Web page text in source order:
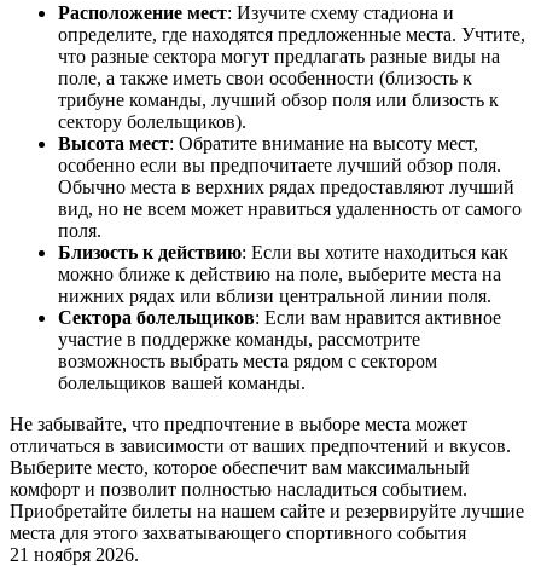
Расположение мест: Изучите схему стадиона и
определите, где находятся предложенные места. Учтите,
что разные сектора могут предлагать разные виды на
поле, а также иметь свои особенности (близость к
трибуне команды, лучший обзор поля или близость к
сектору болельщиков).
Высота мест: Обратите внимание на высоту мест,
особенно если вы предпочитаете лучший обзор поля.
Обычно места в верхних рядах предоставляют лучший
вид, но не всем может нравиться удаленность от самого
поля.
Близость к действию: Если вы хотите находиться как
можно ближе к действию на поле, выберите места на
нижних рядах или вблизи центральной линии поля.
Сектора болельщиков: Если вам нравится активное
участие в поддержке команды, рассмотрите
возможность выбрать места рядом с сектором
болельщиков вашей команды.
Не забывайте, что предпочтение в выборе места может
отличаться в зависимости от ваших предпочтений и вкусов.
Выберите место, которое обеспечит вам максимальный
комфорт и позволит полностью насладиться событием.
Приобретайте билеты на нашем сайте и резервируйте лучшие
места для этого захватывающего спортивного события
21 ноября 2026.